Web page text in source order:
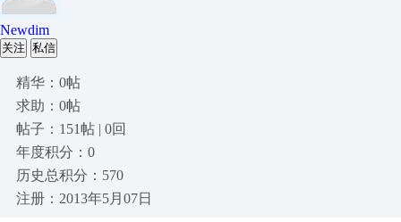
Newdim
关注 私信
精华：0帖
求助：0帖
帖子：151帖 | 0回
年度积分：0
历史总积分：570
注册：2013年5月07日